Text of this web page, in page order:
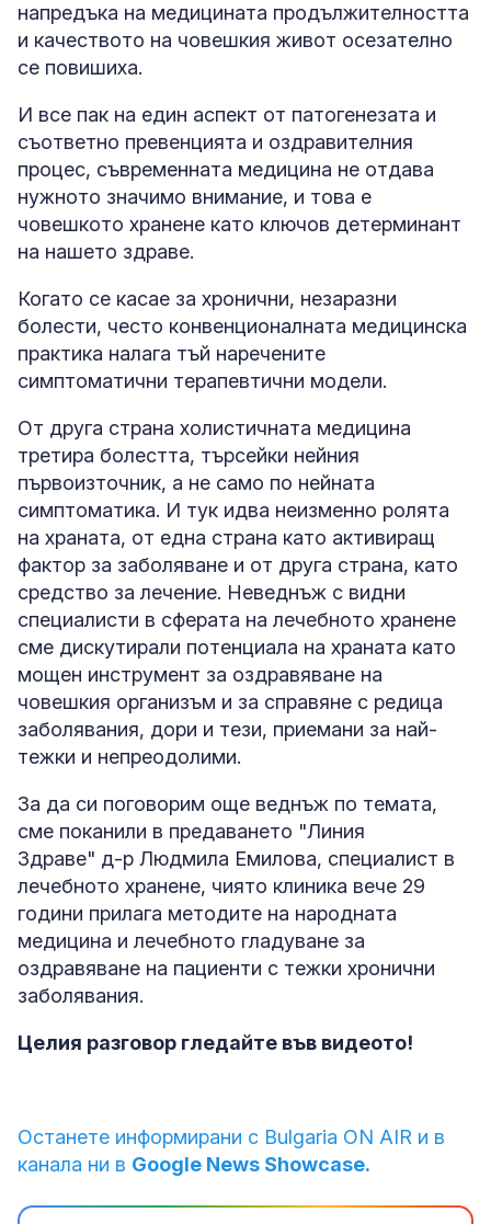
напредъка на медицината продължителността
и качеството на човешкия живот осезателно
се повишиха.
И все пак на един аспект от патогенезата и
съответно превенцията и оздравителния
процес, съвременната медицина не отдава
нужното значимо внимание, и това е
човешкото хранене като ключов детерминант
на нашето здраве.
Когато се касае за хронични, незаразни
болести, често конвенционалната медицинска
практика налага тъй наречените
симптоматични терапевтични модели.
От друга страна холистичната медицина
третира болестта, търсейки нейния
първоизточник, а не само по нейната
симптоматика. И тук идва неизменно ролята
на храната, от една страна като активиращ
фактор за заболяване и от друга страна, като
средство за лечение. Неведнъж с видни
специалисти в сферата на лечебното хранене
сме дискутирали потенциала на храната като
мощен инструмент за оздравяване на
човешкия организъм и за справяне с редица
заболявания, дори и тези, приемани за най-
тежки и непреодолими.
За да си поговорим още веднъж по темата,
сме поканили в предаването "Линия
Здраве" д-р Людмила Емилова, специалист в
лечебното хранене, чиято клиника вече 29
години прилага методите на народната
медицина и лечебното гладуване за
оздравяване на пациенти с тежки хронични
заболявания.
Целия разговор гледайте във видеото!
Останете информирани с Bulgaria ON AIR и в
канала ни в Google News Showcase.